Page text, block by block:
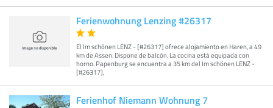
Ferienwohnung Lenzing #26317
El Im schönen LENZ - [#26317] ofrece alojamiento en Haren, a 49
km de Assen. Dispone de balcón. La cocina está equipada con
horno. Papenburg se encuentra a 35 km del Im schönen LENZ -
[#26317],
Ferienhof Niemann Wohnung 7